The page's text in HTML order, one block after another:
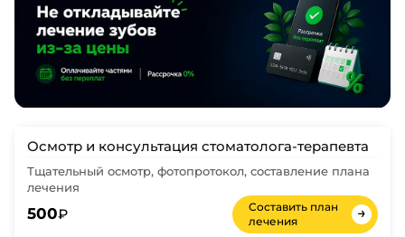
Осмотр и консультация стоматолога-терапевта
Тщательный осмотр, фотопротокол, составление плана
лечения
500₽
Составить план
лечения
→